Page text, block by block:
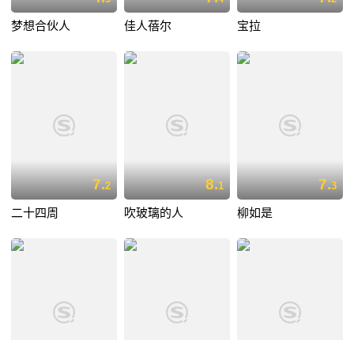
梦想合伙人 佳人蓓尔 宝拉
7.2
二十四周
8.1
吹玻璃的人
7.3
柳如是